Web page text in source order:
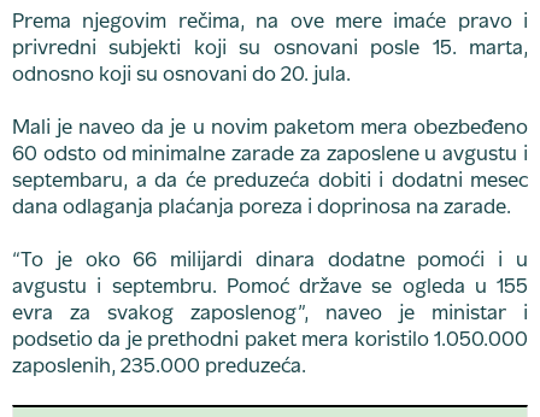
Prema njegovim rečima, na ove mere imaće pravo i
privredni subjekti koji su osnovani posle 15. marta,
odnosno koji su osnovani do 20. jula.
Mali je naveo da je u novim paketom mera obezbeđeno
60 odsto od minimalne zarade za zaposlene u avgustu i
septembaru, a da će preduzeća dobiti i dodatni mesec
dana odlaganja plaćanja poreza i doprinosa na zarade.
“To je oko 66 milijardi dinara dodatne pomoći i u
avgustu i septembru. Pomoć države se ogleda u 155
evra za svakog zaposlenog”, naveo je ministar i
podsetio da je prethodni paket mera koristilo 1.050.000
zaposlenih, 235.000 preduzeća.